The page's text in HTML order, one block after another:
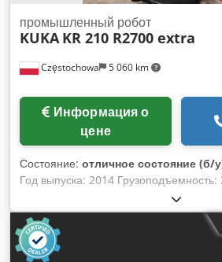
Częstochowa 5 060 km
промышленный робот
KUKA KR 210 R2700 extra
цене
Состояние: отличное состояние (б/
Год выпуска: 2014
Ahhoha Вылет: 2696 мм Вес: 1068 кг
638091